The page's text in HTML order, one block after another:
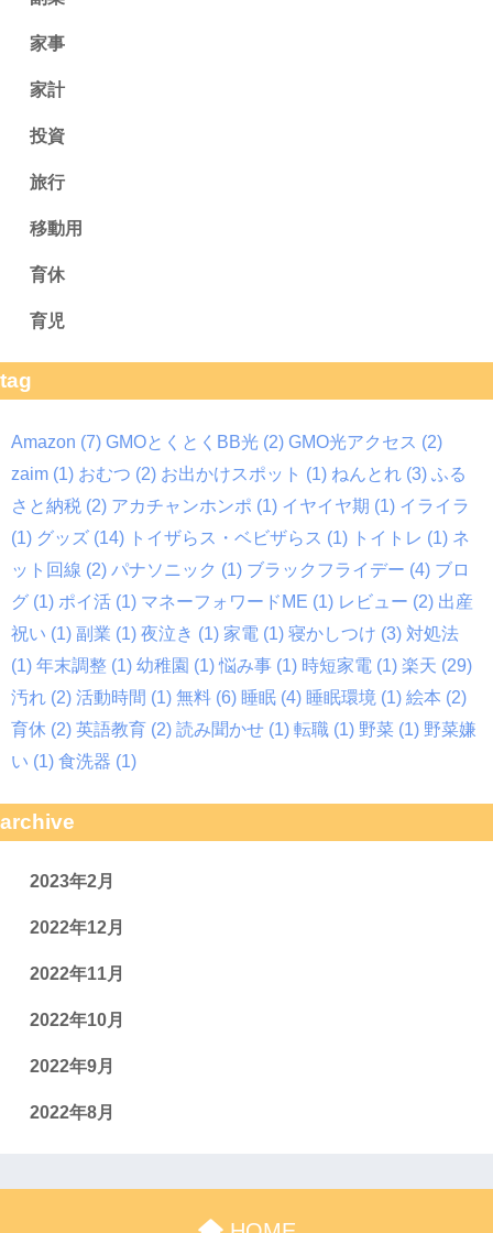
家事
家計
投資
旅行
移動用
育休
育児
tag
Amazon (7) GMOとくとくBB光 (2) GMO光アクセス (2)
zaim (1) おむつ (2) お出かけスポット (1) ねんとれ (3) ふる
さと納税 (2) アカチャンホンポ (1) イヤイヤ期 (1) イライラ
(1) グッズ (14) トイザらス・ベビザらス (1) トイトレ (1) ネ
ット回線 (2) パナソニック (1) ブラックフライデー (4) ブロ
グ (1) ポイ活 (1) マネーフォワードME (1) レビュー (2) 出産
祝い (1) 副業 (1) 夜泣き (1) 家電 (1) 寝かしつけ (3) 対処法
(1) 年末調整 (1) 幼稚園 (1) 悩み事 (1) 時短家電 (1) 楽天 (29)
汚れ (2) 活動時間 (1) 無料 (6) 睡眠 (4) 睡眠環境 (1) 絵本 (2)
育休 (2) 英語教育 (2) 読み聞かせ (1) 転職 (1) 野菜 (1) 野菜嫌
い (1) 食洗器 (1)
archive
2023年2月
2022年12月
2022年11月
2022年10月
2022年9月
2022年8月